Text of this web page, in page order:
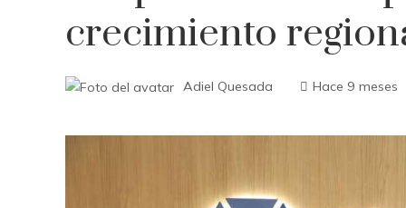
crecimiento
Adiel Quesada Hace 9 meses